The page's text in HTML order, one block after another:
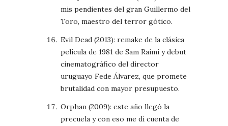
mis pendientes del gran Guillermo del
Toro, maestro del terror gótico.
Evil Dead (2013): remake de la clásica
película de 1981 de Sam Raimi y debut
cinematográfico del director
uruguayo Fede Álvarez, que promete
brutalidad con mayor presupuesto.
Orphan (2009): este año llegó la
precuela y con eso me di cuenta de